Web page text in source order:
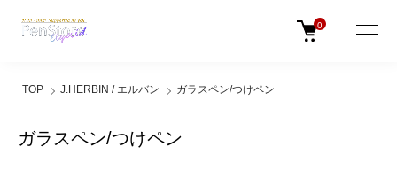
0
TOP J.HERBIN / エルバン ガラスペン/つけペン
ガラスペン/つけペン